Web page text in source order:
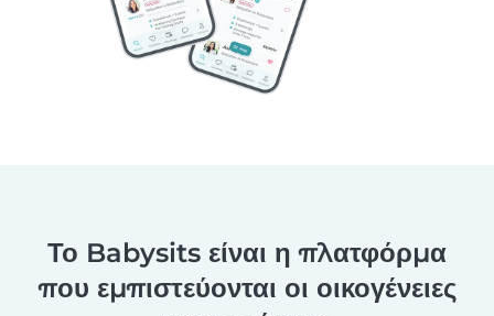
Το Babysits είναι η πλατφόρμα
που εμπιστεύονται οι οικογένειες